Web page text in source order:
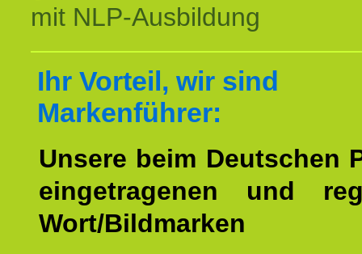
mit NLP-Ausbildung
Ihr Vorteil, wir sind
Markenführer:
Unsere beim Deutschen
eingetragenen und
Wort/Bildmarken